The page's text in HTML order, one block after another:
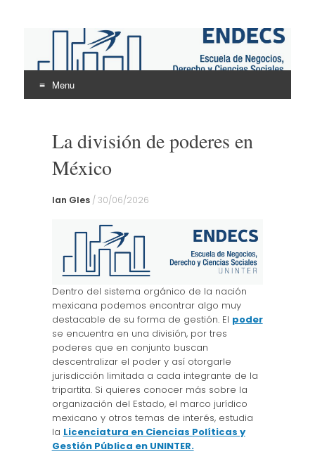
ENDECS
Escuela de Negocios Derecho y Ciencias Sociales
Menu
contentLa división de poderes en
México
Ian Gles/30/06/2026
Dentro del sistema orgánico de la nación
mexicana podemos encontrar algo muy
destacable de su forma de gestión. El poder
se encuentra en una división, por tres
poderes que en conjunto buscan
descentralizar el poder y así otorgarle
jurisdicción limitada a cada integrante de la
tripartita. Si quieres conocer más sobre la
organización del Estado, el marco jurídico
mexicano y otros temas de interés, estudia
la Licenciatura en Ciencias Políticas y
Gestión Pública en UNINTER.